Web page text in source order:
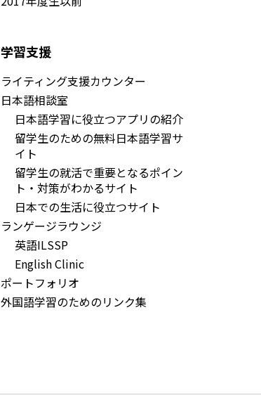
学習支援
ライティング支援カウンター
日本語相談室
日本語学習に役立つアプリの紹介
留学生のための無料日本語学習サ
イト
留学生の就活で重要となるポイン
ト・対策がわかるサイト
日本での生活に役立つサイト
ランゲージラウンジ
英語ILSSP
English Clinic
ポートフォリオ
外国語学習のためのリンク集